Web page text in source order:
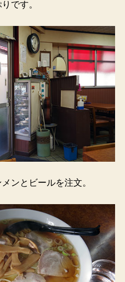
です。
ンとビールを注文。